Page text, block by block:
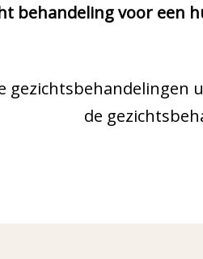
behandeling voor een
gezichtsbehandelingen
de